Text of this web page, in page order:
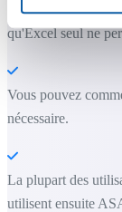
ASAP Utilities
qu'Excel seul ne
Vous pouvez
nécessaire.
La plupart des
utilisent ensuite